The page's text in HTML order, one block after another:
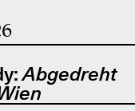
Abgedreht